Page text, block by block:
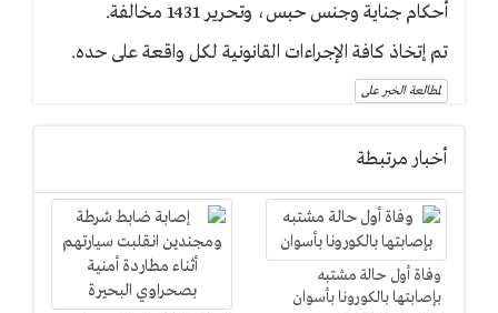
أحكام جناية وجنس حبس، وتحرير 1431 مخالفة.
تم إتخاذ كافة الإجراءات القانونية لكل واقعة على حده.
لمطالعة الخبر على
أخبار مرتبطة
وفاة أول حالة مشتبه
بإصابتها بالكورونا بأسوان